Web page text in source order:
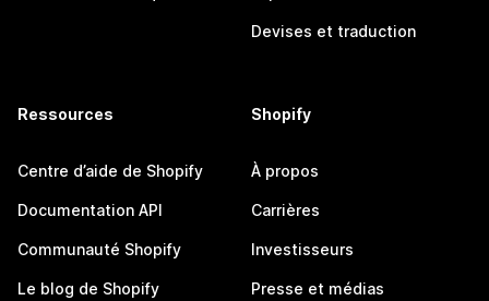
Devises et traduction
Ressources
Centre d’aide de Shopify
Documentation API
Communauté Shopify
Le blog de Shopify
Shopify
À propos
Carrières
Investisseurs
Presse et médias